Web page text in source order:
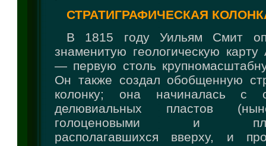
СТРАТИГРАФИЧЕСКАЯ
В 1815 году Уильям Смит
знаменитую геологическую
— первую столь
Он также создал обобщенную
колонку; она начиналась с
делювиальных пластов
голоценовыми и
располагавшихся вверху, и